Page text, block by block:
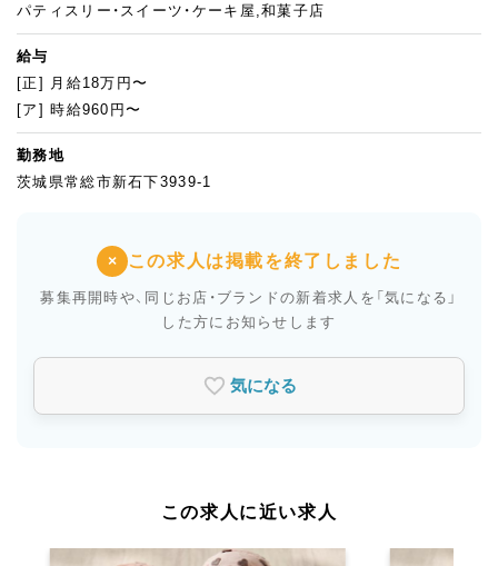
パティスリー・スイーツ・ケーキ屋,和菓子店
給与
[正] 月給18万円〜
[ア] 時給960円〜
勤務地
茨城県常総市新石下3939-1
× この求人は掲載を終了しました
募集再開時や、同じお店・ブランドの新着求人を 「気になる」
した方にお知らせします
気になる
この求人に近い求人